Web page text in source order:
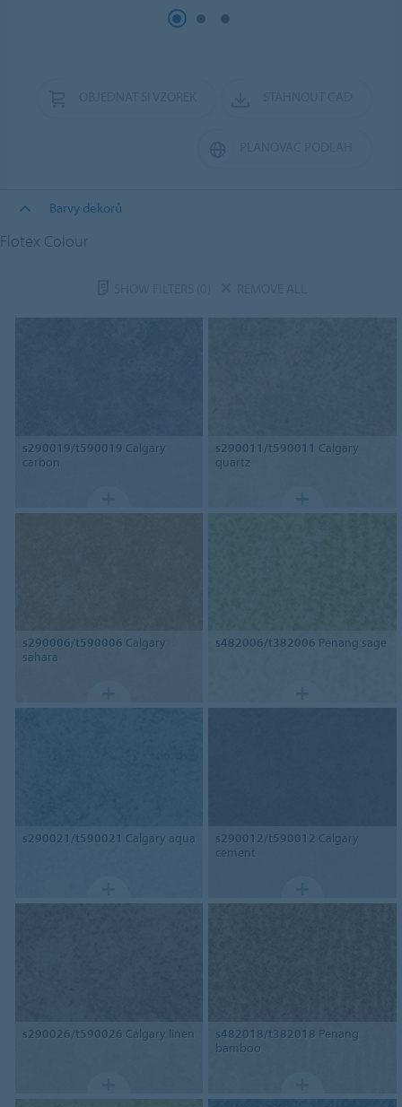
Barvy dekorů
Flotex Colour
s290019/t590019 Calgary
carbon
s290011/t590011 Calgary
quartz
s290006/t590006 Calgary
sahara
s482006/t382006 Penang sage
s290021/t590021 Calgary aqua s290012/t590012 Calgary
cement
s290026/t590026 Calgary linen s482018/t382018 Penang
bamboo